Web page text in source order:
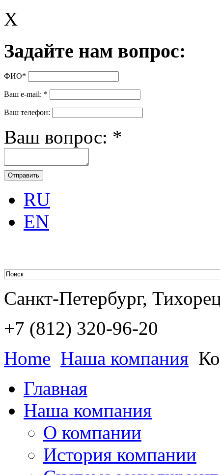
X
Задайте нам вопрос:
ФИО*
Ваш e-mail: *
Ваш телефон:
Ваш вопрос: *
RU
EN
Санкт-Петербург,
+7 (812) 320-96-20
Home Наша компания
Главная
Наша компания
О компании
История компании